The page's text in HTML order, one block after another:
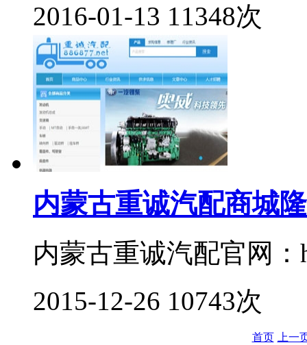
2016-01-13 11348次
内蒙古重诚汽配商城
内蒙古重诚汽配官网：
2015-12-26 10743次
首页
上一